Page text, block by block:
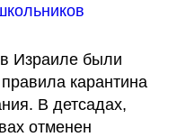
Израиле были
карантина
В детсадах,
отменен